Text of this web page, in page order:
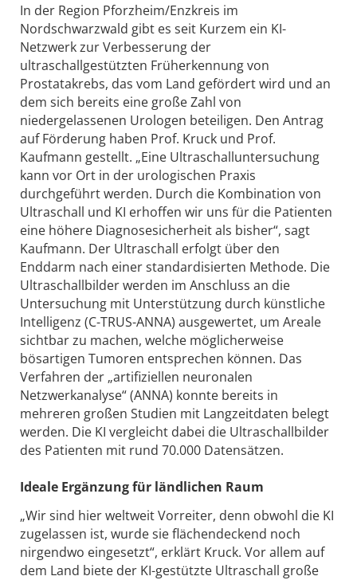
In der Region Pforzheim/Enzkreis im
Nordschwarzwald gibt es seit Kurzem ein KI-
Netzwerk zur Verbesserung der
ultraschallgestützten Früherkennung von
Prostatakrebs, das vom Land gefördert wird und an
dem sich bereits eine große Zahl von
niedergelassenen Urologen beteiligen. Den Antrag
auf Förderung haben Prof. Kruck und Prof.
Kaufmann gestellt. „Eine Ultraschalluntersuchung
kann vor Ort in der urologischen Praxis
durchgeführt werden. Durch die Kombination von
Ultraschall und KI erhoffen wir uns für die Patienten
eine höhere Diagnosesicherheit als bisher“, sagt
Kaufmann. Der Ultraschall erfolgt über den
Enddarm nach einer standardisierten Methode. Die
Ultraschallbilder werden im Anschluss an die
Untersuchung mit Unterstützung durch künstliche
Intelligenz (C-TRUS-ANNA) ausgewertet, um Areale
sichtbar zu machen, welche möglicherweise
bösartigen Tumoren entsprechen können. Das
Verfahren der „artifiziellen neuronalen
Netzwerkanalyse“ (ANNA) konnte bereits in
mehreren großen Studien mit Langzeitdaten belegt
werden. Die KI vergleicht dabei die Ultraschallbilder
des Patienten mit rund 70.000 Datensätzen.
Ideale Ergänzung für ländlichen Raum
„Wir sind hier weltweit Vorreiter, denn obwohl die KI
zugelassen ist, wurde sie flächendeckend noch
nirgendwo eingesetzt“, erklärt Kruck. Vor allem auf
dem Land biete der KI-gestützte Ultraschall große